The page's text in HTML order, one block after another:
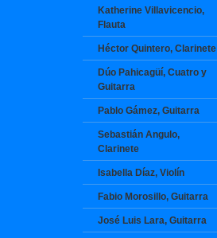
Katherine Villavicencio,
Flauta
Héctor Quintero, Clarinete
Dúo Pahicagüí, Cuatro y
Guitarra
Pablo Gámez, Guitarra
Sebastián Angulo,
Clarinete
Isabella Díaz, Violín
Fabio Morosillo, Guitarra
José Luis Lara, Guitarra